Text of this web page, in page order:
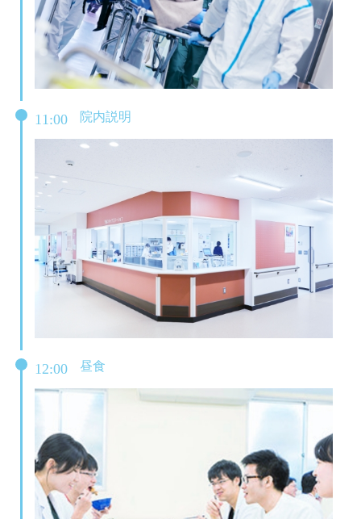
11:00 院内説明
12:00 昼食